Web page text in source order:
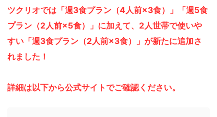
ツクリオでは「週3食プラン（4人前×3食）」「週5食
プラン（2人前×5食）」に加えて、2人世帯で使いや
すい「週3食プラン（2人前×3食）」が新たに追加さ
れました！
詳細は以下から公式サイトでご確認ください。